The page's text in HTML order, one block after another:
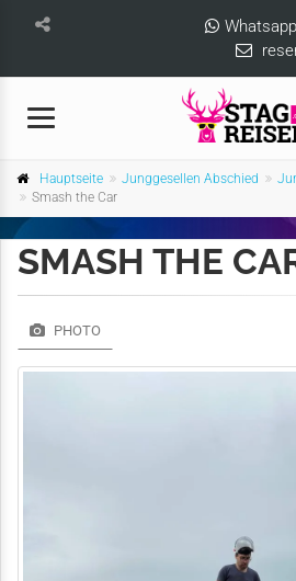
Whatsapp
Hauptseite Junggesellen Abschied
Smash the Car
SMASH THE
PHOTO